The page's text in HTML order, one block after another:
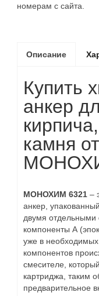
номерам с сайта.
Описание
Купить
анкер
камня
МОНОХИМ 6321–
анкер,
двумя
компоненты А
уже в
компонентов
смесителе,
картриджа, таким
предварительное